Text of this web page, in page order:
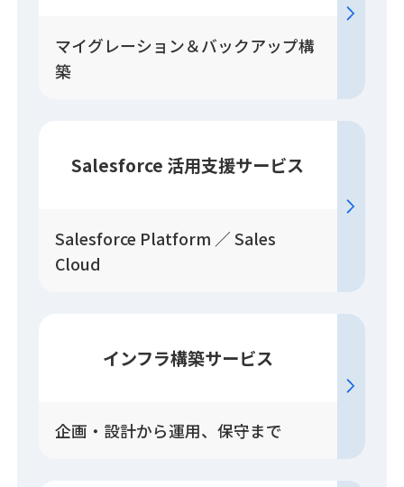
マイグレーション＆バックアップ構
築
Salesforce 活用支援サービス
Salesforce Platform ／ Sales
Cloud
インフラ構築サービス
企画・設計から運用、保守まで